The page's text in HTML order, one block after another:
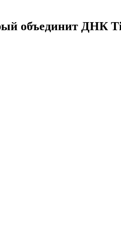
объединит ДНК